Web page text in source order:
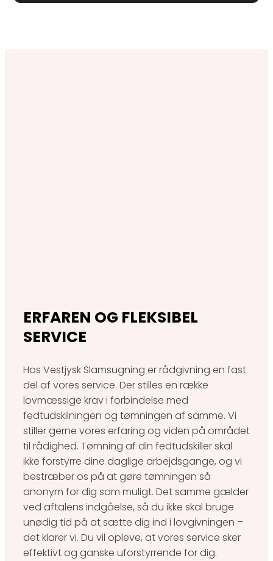
ERFAREN OG FLEKSIBEL
SERVICE
Hos Vestjysk Slamsugning er rådgivning en fast
del af vores service. Der stilles en række
lovmæssige krav i forbindelse med
fedtudskilningen og tømningen af samme. Vi
stiller gerne vores erfaring og viden på området
til rådighed. Tømning af din fedtudskiller skal
ikke forstyrre dine daglige arbejdsgange, og vi
bestræber os på at gøre tømningen så
anonym for dig som muligt. Det samme gælder
ved aftalens indgåelse, så du ikke skal bruge
unødig tid på at sætte dig ind i lovgivningen –
det klarer vi. Du vil opleve, at vores service sker
effektivt og ganske uforstyrrende for dig.